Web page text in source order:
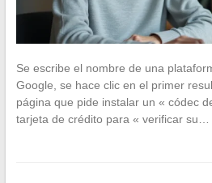
Se escribe el nombre de una
Google, se hace clic en el primer
página que pide instalar un « códec
tarjeta de crédito para « verificar su…